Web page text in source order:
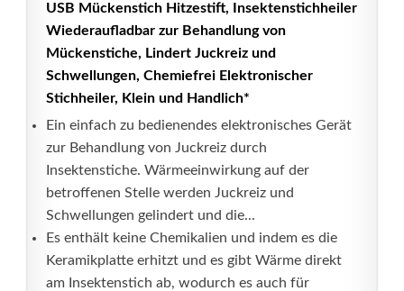
USB Mückenstich Hitzestift, Insektenstichheiler
Wiederaufladbar zur Behandlung von
Mückenstiche, Lindert Juckreiz und
Schwellungen, Chemiefrei Elektronischer
Stichheiler, Klein und Handlich*
Ein einfach zu bedienendes elektronisches Gerät
zur Behandlung von Juckreiz durch
Insektenstiche. Wärmeeinwirkung auf der
betroffenen Stelle werden Juckreiz und
Schwellungen gelindert und die...
Es enthält keine Chemikalien und indem es die
Keramikplatte erhitzt und es gibt Wärme direkt
am Insektenstich ab, wodurch es auch für